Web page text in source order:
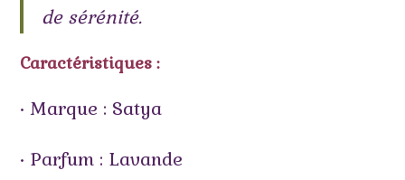
de sérénité.
Caractéristiques :
• Marque : Satya
• Parfum : Lavande